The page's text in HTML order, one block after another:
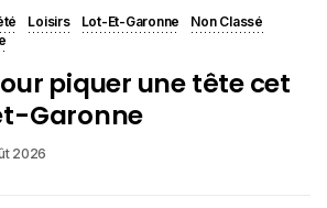
Loisirs Lot-Et-Garonne
Non Classé
piquer une tête cet
Garonne
2026